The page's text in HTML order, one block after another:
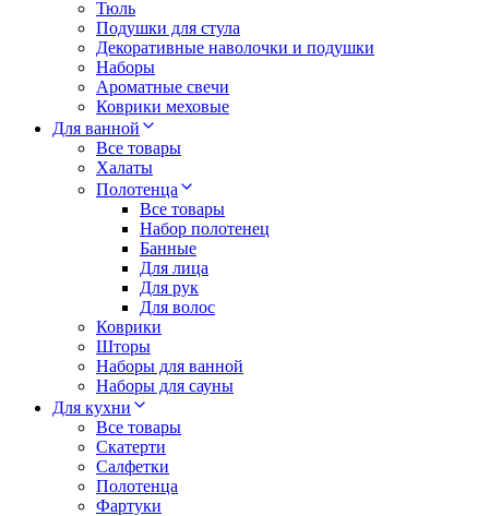
Тюль
Подушки для стула
Декоративные наволочки и подушки
Наборы
Ароматные свечи
Коврики меховые
Для ванной
Все товары
Халаты
Полотенца
Все товары
Набор полотенец
Банные
Для лица
Для рук
Для волос
Коврики
Шторы
Наборы для ванной
Наборы для сауны
Для кухни
Все товары
Скатерти
Салфетки
Полотенца
Фартуки